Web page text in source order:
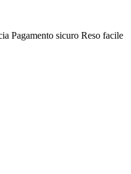
Pagamento sicuro Reso facile